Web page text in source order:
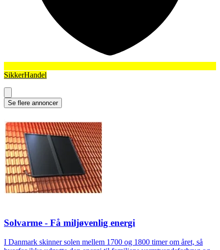
SikkerHandel
Se flere annoncer
Solvarme - Få miljøvenlig energi
I Danmark skinner solen mellem 1700 og 1800 timer om året, så